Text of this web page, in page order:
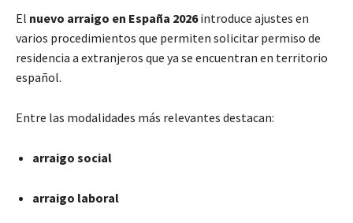
El nuevo arraigo en España 2026introduce ajustes en
varios procedimientos que permiten solicitar permiso de
residencia a extranjeros que ya se encuentran en territorio
español.
Entre las modalidades más relevantes destacan:
arraigo social
arraigo laboral